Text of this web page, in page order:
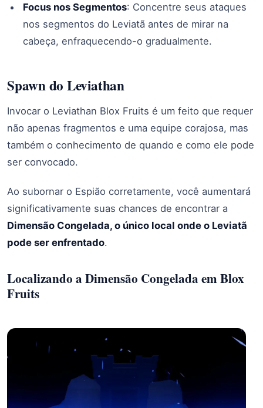
Focus nos Segmentos: Concentre seus ataques
nos segmentos do Leviatã antes de mirar na
cabeça, enfraquecendo-o gradualmente.
Spawn do Leviathan
Invocar o Leviathan Blox Fruits é um feito que requer
não apenas fragmentos e uma equipe corajosa, mas
também o conhecimento de quando e como ele pode
ser convocado.
Ao subornar o Espião corretamente, você aumentará
significativamente suas chances de encontrar a
Dimensão Congelada, o único local onde o Leviatã
pode ser enfrentado.
Localizando a Dimensão Congelada em Blox
Fruits